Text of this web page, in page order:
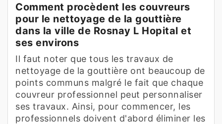
Comment procèdent les couvreurs
pour le nettoyage de la gouttière
dans la ville de Rosnay L Hopital et
ses environs
Il faut noter que tous les travaux de
nettoyage de la gouttière ont beaucoup de
points communs malgré le fait que chaque
couvreur professionnel peut personnaliser
ses travaux. Ainsi, pour commencer, les
professionnels doivent d'abord éliminer les